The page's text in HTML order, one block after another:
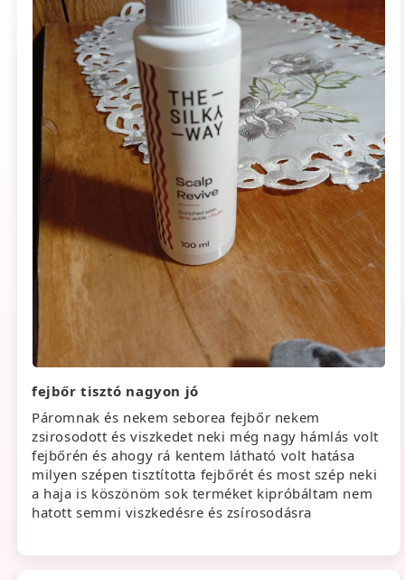
fejbőr tisztó nagyon jó
Páromnak és nekem seborea fejbőr nekem
zsirosodott és viszkedet neki még nagy hámlás volt
fejbőrén és ahogy rá kentem látható volt hatása
milyen szépen tisztította fejbőrét és most szép neki
a haja is köszönöm sok terméket kipróbáltam nem
hatott semmi viszkedésre és zsírosodásra